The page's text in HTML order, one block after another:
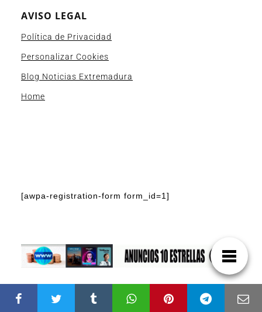
AVISO LEGAL
Política de Privacidad
Personalizar Cookies
Blog Noticias Extremadura
Home
[awpa-registration-form form_id=1]